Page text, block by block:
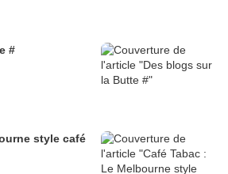
#
style café